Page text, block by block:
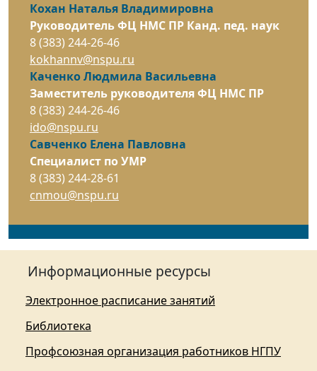
Кохан Наталья Владимировна
Руководитель ФЦ НМС ПР Канд. пед. наук
8 (383) 244-26-46
kokhannv@nspu.ru
Каченко Людмила Васильевна
Заместитель руководителя ФЦ НМС ПР
8 (383) 244-26-46
ido@nspu.ru
Савченко Елена Павловна
Специалист по УМР
8 (383) 244-28-61
cnmou@nspu.ru
Информационные ресурсы
Электронное расписание занятий
Библиотека
Профсоюзная организация работников НГПУ